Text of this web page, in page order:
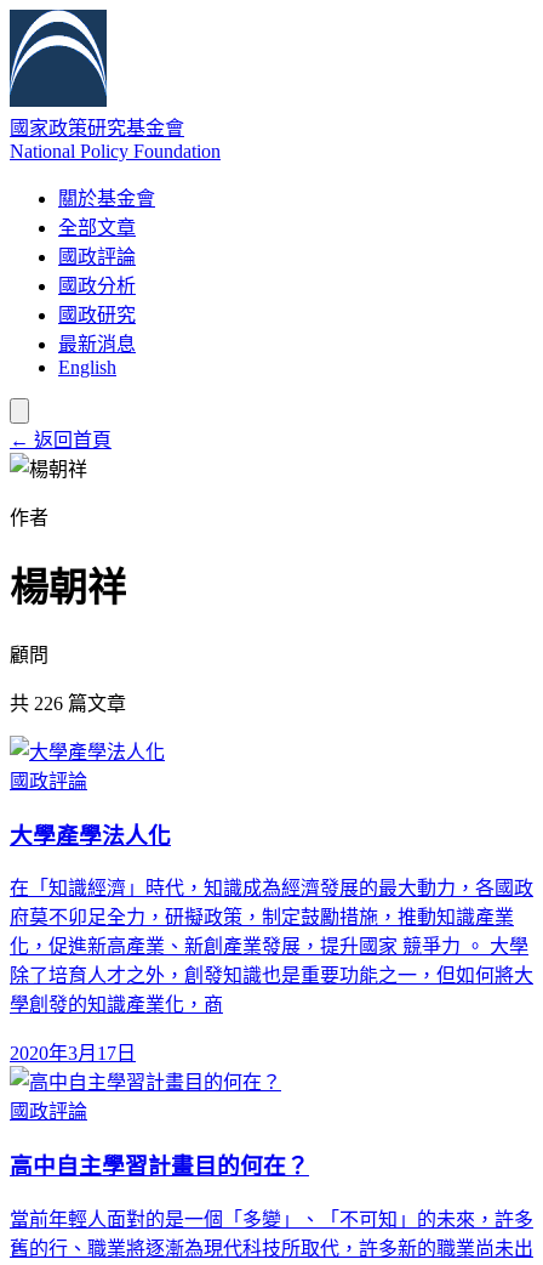
國家政策研究基金會
National Policy Foundation
關於基金會
全部文章
國政評論
國政分析
國政研究
最新消息
English
← 返回首頁
作者
楊朝祥
顧問
共 226 篇文章
國政評論
大學產學法人化
在「知識經濟」時代，知識成為經濟發展的最大動力，各國政
府莫不卯足全力，研擬政策，制定鼓勵措施，推動知識產業
化，促進新高產業、新創產業發展，提升國家 競爭力 。 大學
除了培育人才之外，創發知識也是重要功能之一，但如何將大
學創發的知識產業化，商
2020年3月17日
國政評論
高中自主學習計畫目的何在？
當前年輕人面對的是一個「多變」、「不可知」的未來，許多
舊的行、職業將逐漸為現代科技所取代，許多新的職業尚未出